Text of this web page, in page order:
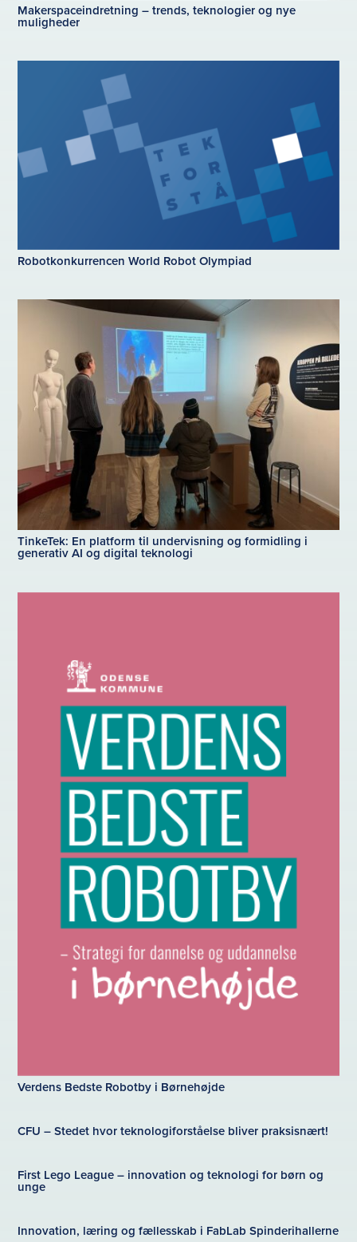
Makerspaceindretning – trends, teknologier og nye
muligheder
Robotkonkurrencen World Robot Olympiad
TinkeTek: En platform til undervisning og formidling i
generativ AI og digital teknologi
Verdens Bedste Robotby i Børnehøjde
CFU – Stedet hvor teknologiforståelse bliver praksisnært!
First Lego League – innovation og teknologi for børn og
unge
Innovation, læring og fællesskab i FabLab Spinderihallerne